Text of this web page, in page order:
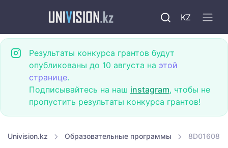
KZ
Результаты конкурса грантов будут
опубликованы до 10 августа на этой
странице.
Подписывайтесь на наш instagram, чтобы не
пропустить результаты конкурса грантов!
Univision.kz Образовательные программы 8D01608